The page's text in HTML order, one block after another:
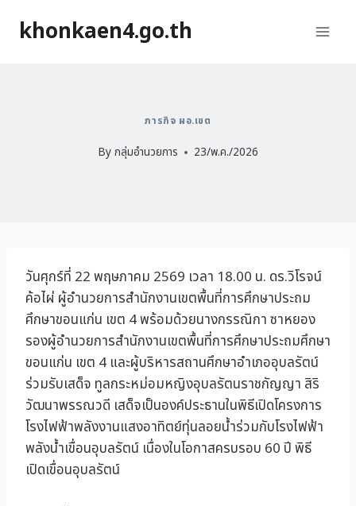
khonkaen4.go.th
ภารกิจ ผอ.เขต
By กลุ่มอำนวยการ 23/พ.ค./2026
วันศุกร์ที่ 22 พฤษภาคม 2569 เวลา 18.00 น. ดร.วิโรจน์
ค้อไผ่ ผู้อำนวยการสำนักงานเขตพื้นที่การศึกษาประถม
ศึกษาขอนแก่น เขต 4 พร้อมด้วยนางกรรณิกา ซาหยอง
รองผู้อำนวยการสำนักงานเขตพื้นที่การศึกษาประถมศึกษา
ขอนแก่น เขต 4 และผู้บริหารสถานศึกษาอำเภออุบลรัตน์
ร่วมรับเสด็จ ทูลกระหม่อมหญิงอุบลรัตนราชกัญญา สิริ
วัฒนาพรรณวดี เสด็จเป็นองค์ประธานในพิธีเปิดโครงการ
โรงไฟฟ้าพลังงานแสงอาทิตย์ทุ่นลอยน้ำร่วมกับโรงไฟฟ้า
พลังน้ำเขื่อนอุบลรัตน์ เนื่องในโอกาสครบรอบ 60 ปี พิธี
เปิดเขื่อนอุบลรัตน์